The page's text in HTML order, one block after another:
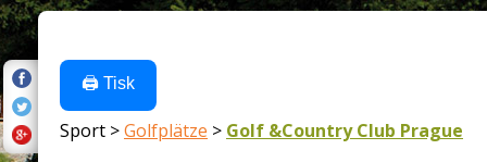
🖨️ Tisk
Sport >Golfplätze > Golf &Country Club Prague